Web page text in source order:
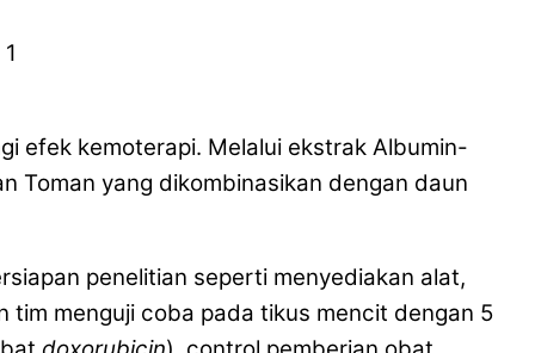
efek kemoterapi. Melalui ekstrak Albumin-
Toman yang dikombinasikan dengan daun
penelitian seperti menyediakan alat,
tim menguji coba pada tikus mencit dengan 5